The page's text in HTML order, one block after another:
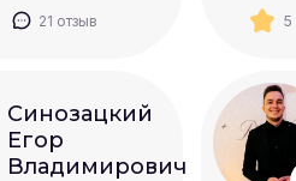
21 отзыв 5
Синозацкий
Егор
Владимирович